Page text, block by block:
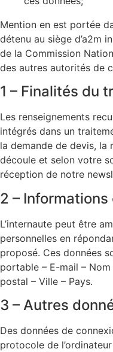
Mention en est portée
détenu au siège d’a2m
de la Commission
des autres autorités de
1 – Finalités du
Les renseignements
intégrés dans un
la demande de devis, la
découle et selon votre
réception de notre
2 –
L’internaute peut être
personnelles en
proposé. Ces données
portable – E-mail –
postal – Ville – Pays.
3 – Autres
Des données de
protocole de